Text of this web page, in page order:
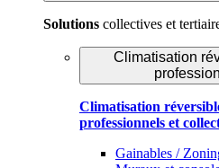
Solutions collectives et
Climatisation
Climatisation
professionnels et
Gainables /